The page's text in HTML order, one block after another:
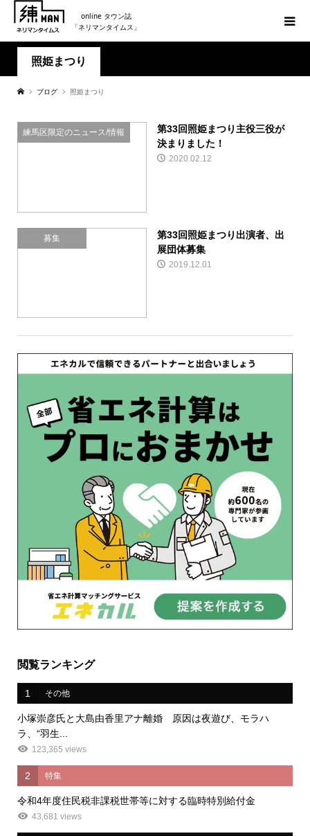
online タウン誌
「ネリマンタイムス」
照姫まつり
ブログ 照姫まつり
練馬区限定のニュース/情報
第33回照姫まつり主役三役が
決まりました！
2020.02.12
募集
第33回照姫まつり出演者、出
展団体募集
2019.12.01
閲覧ランキング
1 その他
小塚崇彦氏と大島由香里アナ離婚 原因は夜遊び、モラハ
ラ、“羽生...
123,365 views
2 特集
令和4年度住民税非課税世帯等に対する臨時特別給付金
43,681 views